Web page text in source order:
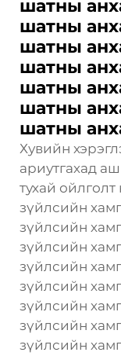
шатны
шатны
шатны
шатны
шатны
шатны
шатны
Хувийн
ариутгахад
тухай
зүйлсийн
зүйлсийн
зүйлсийн
зүйлсийн
зүйлсийн
зүйлсийн
зүйлсийн
зүйлсийн